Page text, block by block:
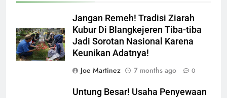
Jangan Remeh! Tradisi Ziarah
Kubur Di Blangkejeren Tiba-tiba
Jadi Sorotan Nasional Karena
Keunikan Adatnya!
Joe Martinez
7 months ago 0
Untung Besar! Usaha Penyewaan